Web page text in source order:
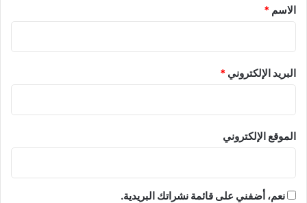
*
الاسم *
البريد الإلكتروني *
الموقع الإلكتروني
نعم، أضفني على قائمة نشراتك البريدية.